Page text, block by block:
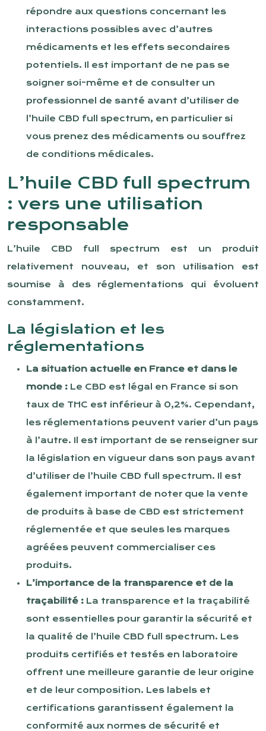
répondre aux questions concernant les
interactions possibles avec d’autres
médicaments et les effets secondaires
potentiels. Il est important de ne pas se
soigner soi-même et de consulter un
professionnel de santé avant d’utiliser de
l’huile CBD full spectrum, en particulier si
vous prenez des médicaments ou souffrez
de conditions médicales.
L’huile CBD full spectrum
: vers une utilisation
responsable
L’huile CBD full spectrum est un produit
relativement nouveau, et son utilisation est
soumise à des réglementations qui évoluent
constamment.
La législation et les
réglementations
La situation actuelle en France et dans le
monde : Le CBD est légal en France si son
taux de THC est inférieur à 0,2%. Cependant,
les réglementations peuvent varier d’un pays
à l’autre. Il est important de se renseigner sur
la législation en vigueur dans son pays avant
d’utiliser de l’huile CBD full spectrum. Il est
également important de noter que la vente
de produits à base de CBD est strictement
réglementée et que seules les marques
agréées peuvent commercialiser ces
produits.
L’importance de la transparence et de la
traçabilité : La transparence et la traçabilité
sont essentielles pour garantir la sécurité et
la qualité de l’huile CBD full spectrum. Les
produits certifiés et testés en laboratoire
offrent une meilleure garantie de leur origine
et de leur composition. Les labels et
certifications garantissent également la
conformité aux normes de sécurité et